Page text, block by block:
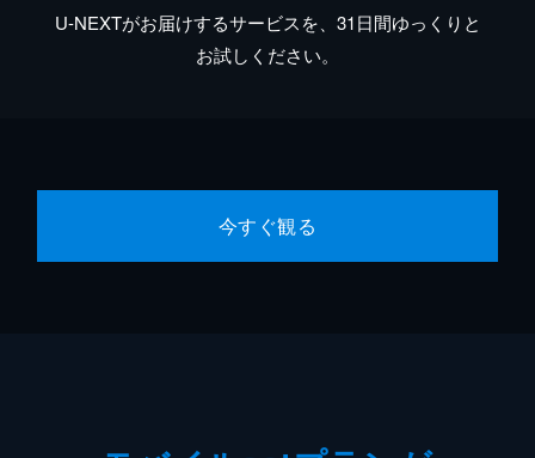
U-NEXTがお届けするサービスを、31日間ゆっくりと
お試しください。
今すぐ観る